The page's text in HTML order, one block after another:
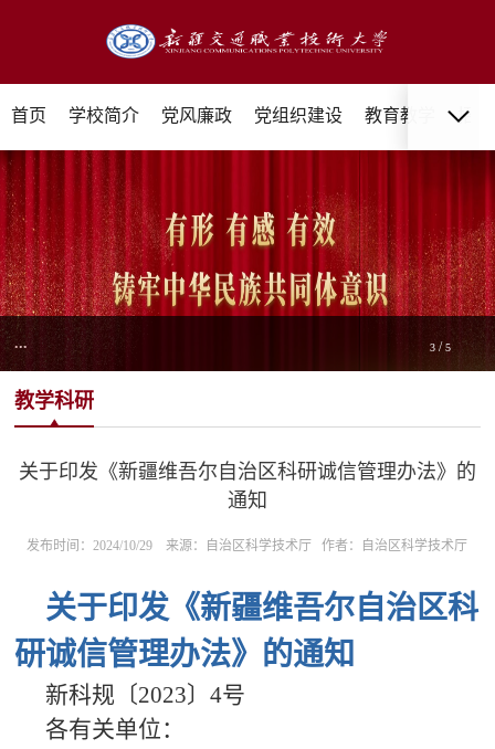
首页 学校简介 党风廉政 党组织建设 教育教学 招
... 3 /5
教学科研
关于印发《新疆维吾尔自治区科研诚信管理办法》的
通知
发布时间：2024/10/29 来源：自治区科学技术厅 作者：自治区科学技术厅
关于印发《新疆维吾尔自治区科
研诚信管理办法》的通知
新科规〔2023〕4号
各有关单位：